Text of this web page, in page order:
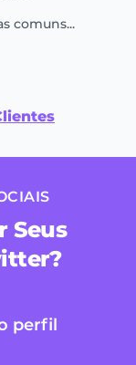
comuns...
Seus
perfil